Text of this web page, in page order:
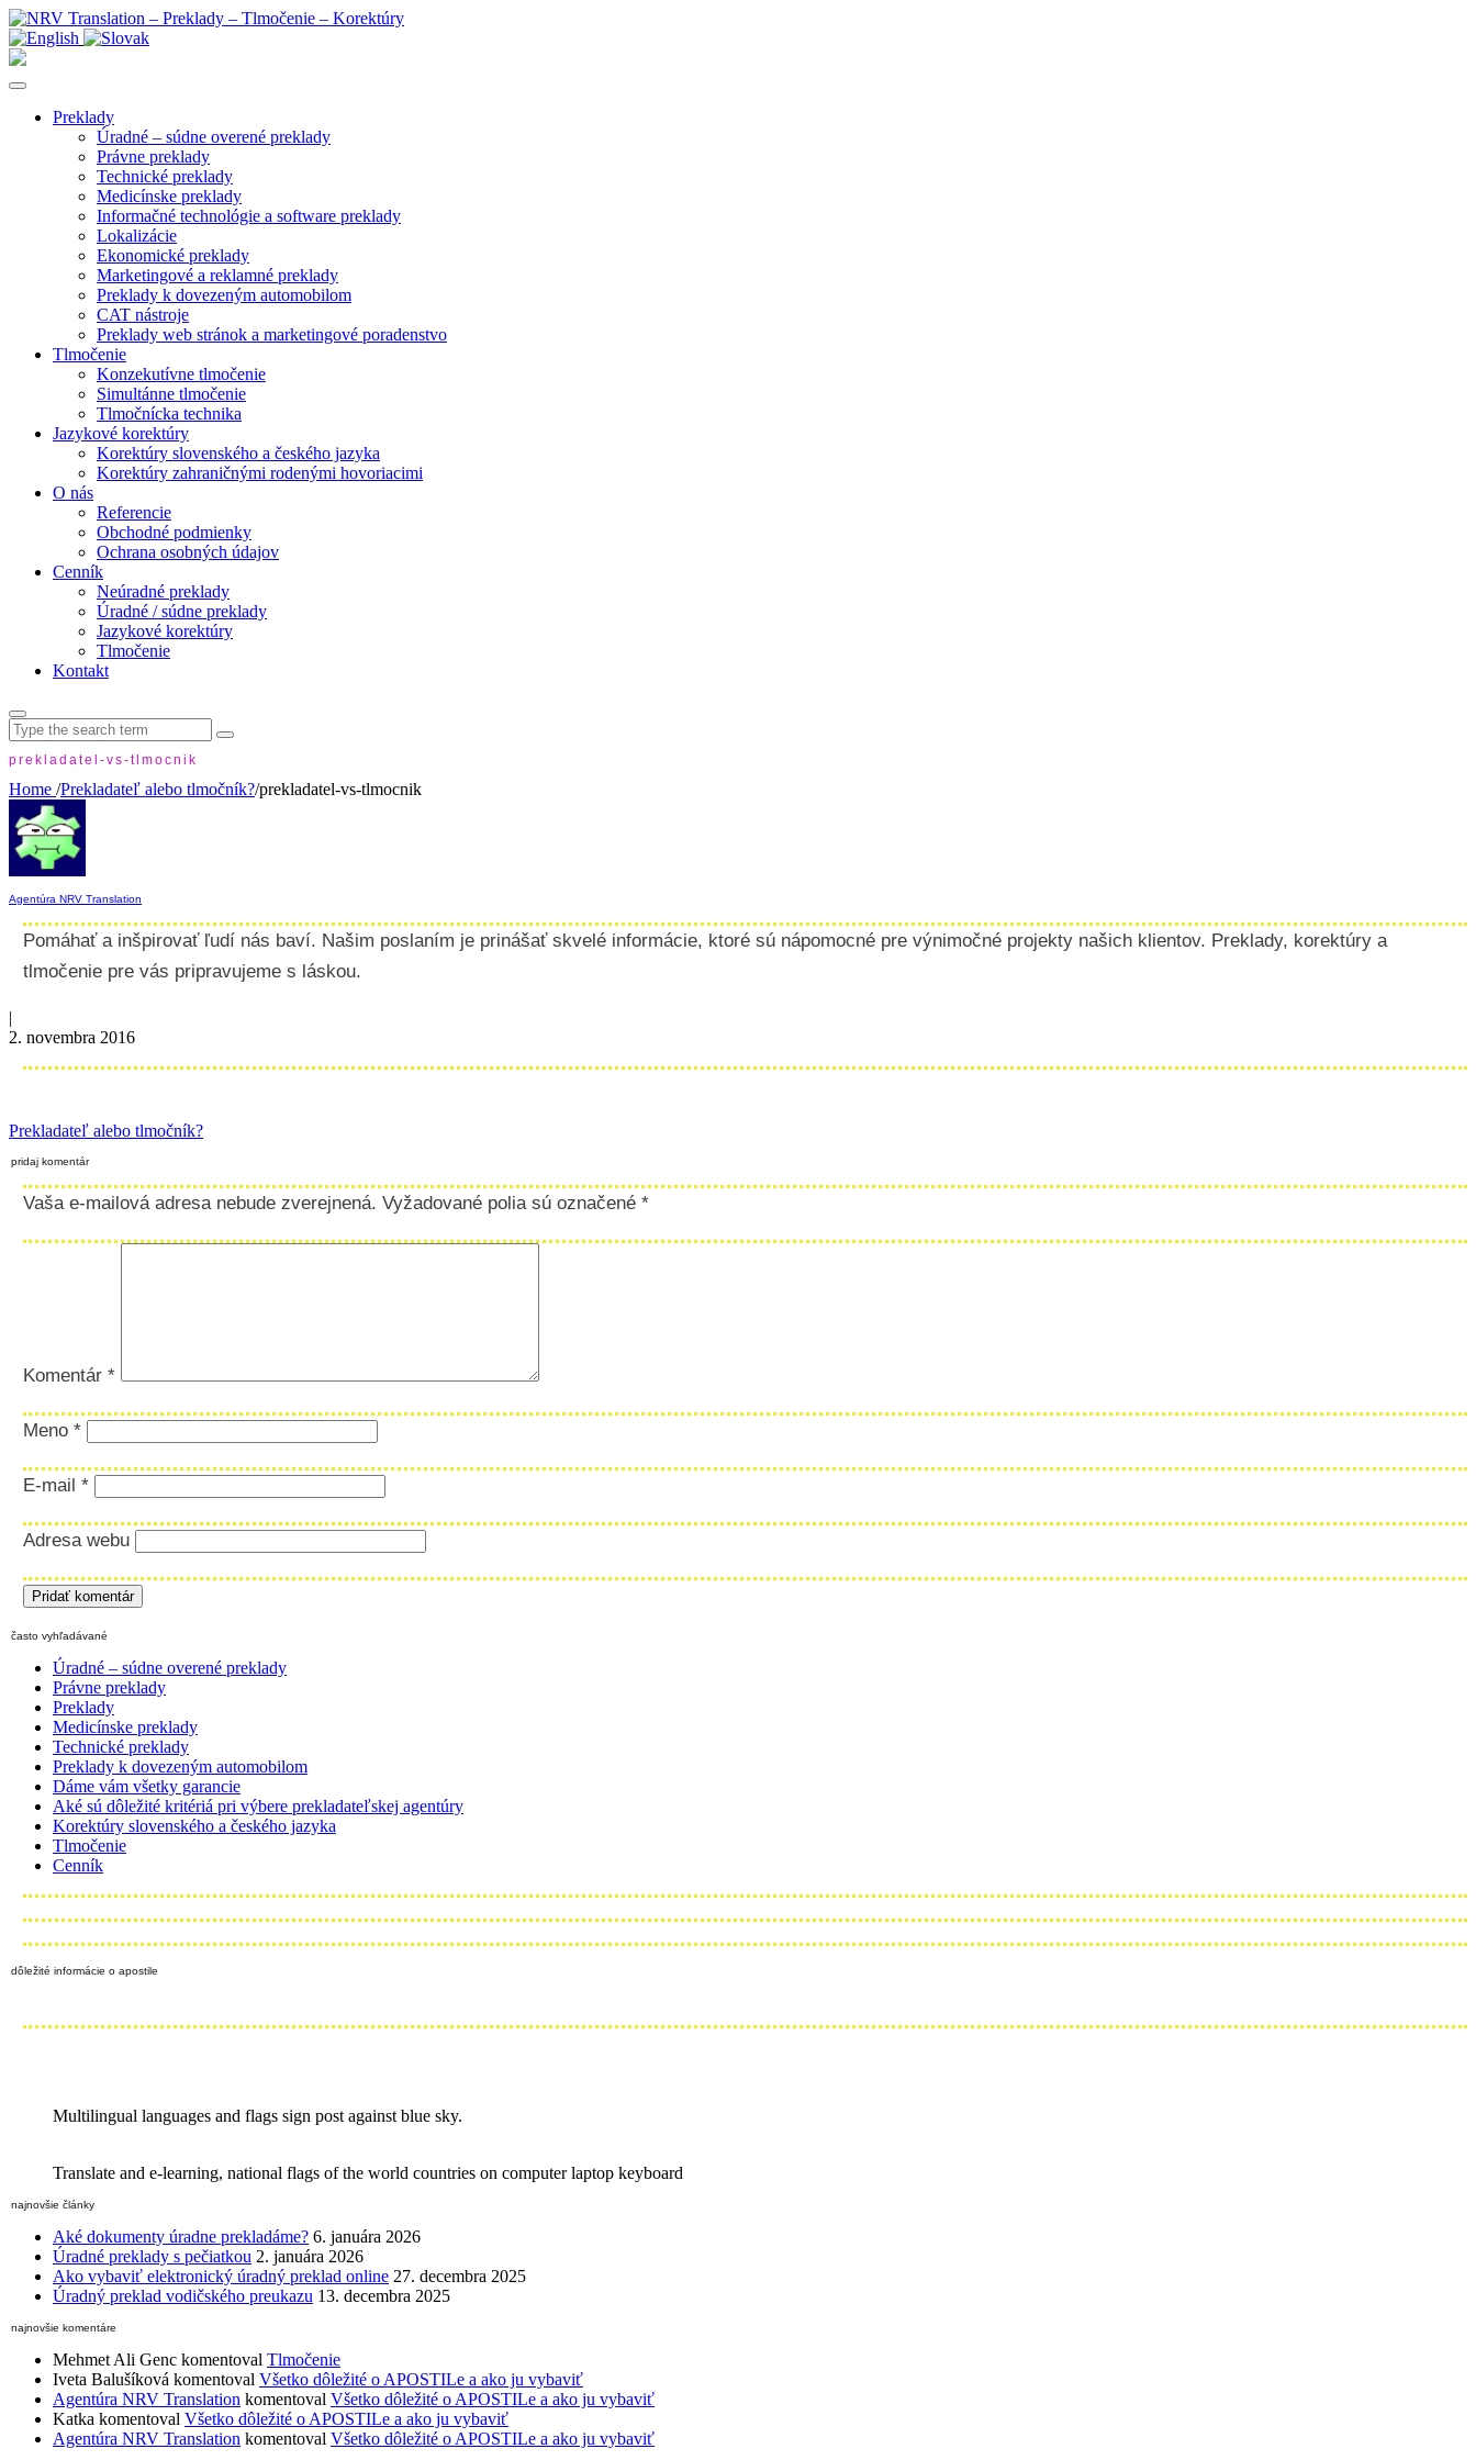
Preklady
Úradné – súdne overené preklady
Právne preklady
Technické preklady
Medicínske preklady
Informačné technológie a software preklady
Lokalizácie
Ekonomické preklady
Marketingové a reklamné preklady
Preklady k dovezeným automobilom
CAT nástroje
Preklady web stránok a marketingové poradenstvo
Tlmočenie
Konzekutívne tlmočenie
Simultánne tlmočenie
Tlmočnícka technika
Jazykové korektúry
Korektúry slovenského a českého jazyka
Korektúry zahraničnými rodenými hovoriacimi
O nás
Referencie
Obchodné podmienky
Ochrana osobných údajov
Cenník
Neúradné preklady
Úradné / súdne preklady
Jazykové korektúry
Tlmočenie
Kontakt
Search
for:
prekladatel-vs-tlmocnik
Home /Prekladateľ alebo tlmočník?/prekladatel-vs-tlmocnik
Agentúra NRV Translation
Pomáhať a inšpirovať ľudí nás baví. Našim poslaním je prinášať skvelé informácie, ktoré sú nápomocné pre výnimočné projekty našich klientov. Preklady, korektúry a
tlmočenie pre vás pripravujeme s láskou.
|
2. novembra 2016
Prekladateľ alebo tlmočník?
pridaj komentár
Vaša e-mailová adresa nebude zverejnená. Vyžadované polia sú označené *
Komentár *
Meno *
E-mail *
Adresa webu
často vyhľadávané
Úradné – súdne overené preklady
Právne preklady
Preklady
Medicínske preklady
Technické preklady
Preklady k dovezeným automobilom
Dáme vám všetky garancie
Aké sú dôležité kritériá pri výbere prekladateľskej agentúry
Korektúry slovenského a českého jazyka
Tlmočenie
Cenník
dôležité informácie o apostile
Multilingual languages and flags sign post against blue sky.
Translate and e-learning, national flags of the world countries on computer laptop keyboard
najnovšie články
Aké dokumenty úradne prekladáme? 6. januára 2026
Úradné preklady s pečiatkou 2. januára 2026
Ako vybaviť elektronický úradný preklad online 27. decembra 2025
Úradný preklad vodičského preukazu 13. decembra 2025
najnovšie komentáre
Mehmet Ali Genc komentoval Tlmočenie
Iveta Balušíková komentoval Všetko dôležité o APOSTILe a ako ju vybaviť
Agentúra NRV Translation komentoval Všetko dôležité o APOSTILe a ako ju vybaviť
Katka komentoval Všetko dôležité o APOSTILe a ako ju vybaviť
Agentúra NRV Translation komentoval Všetko dôležité o APOSTILe a ako ju vybaviť